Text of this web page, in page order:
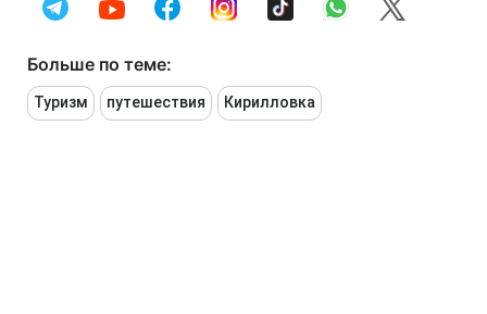
Больше по теме:
Туризм путешествия Кирилловка